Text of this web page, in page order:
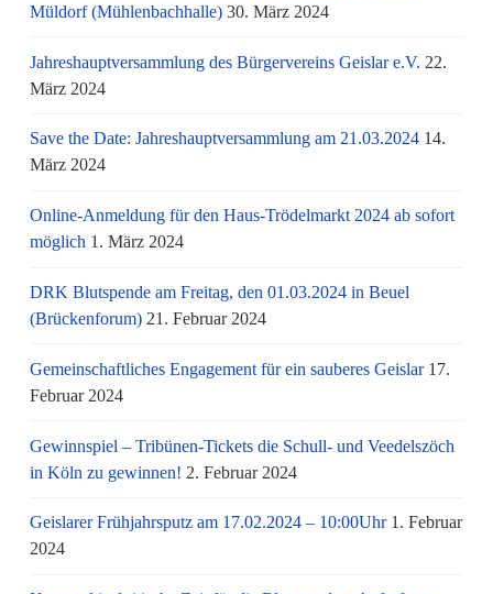
Müldorf (Mühlenbachhalle) 30. März 2024
Jahreshauptversammlung des Bürgervereins Geislar e.V. 22.
März 2024
Save the Date: Jahreshauptversammlung am 21.03.2024 14.
März 2024
Online-Anmeldung für den Haus-Trödelmarkt 2024 ab sofort
möglich 1. März 2024
DRK Blutspende am Freitag, den 01.03.2024 in Beuel
(Brückenforum) 21. Februar 2024
Gemeinschaftliches Engagement für ein sauberes Geislar 17.
Februar 2024
Gewinnspiel – Tribünen-Tickets die Schull- und Veedelszöch
in Köln zu gewinnen! 2. Februar 2024
Geislarer Frühjahrsputz am 17.02.2024 – 10:00Uhr 1. Februar
2024